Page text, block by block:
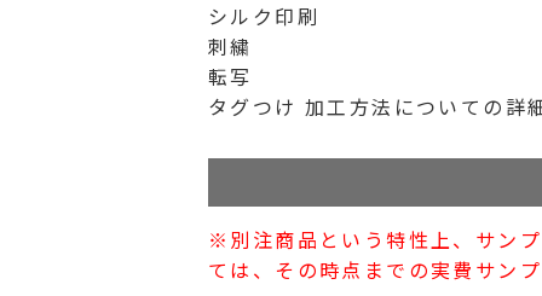
シルク印刷
刺繍
転写
タグつけ 加工方法についての詳
※別注商品という特性上、サン
ては、その時点までの実費サン